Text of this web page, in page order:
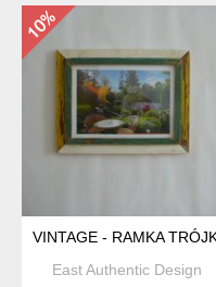
VINTAGE - RAMKA
East Authentic Design